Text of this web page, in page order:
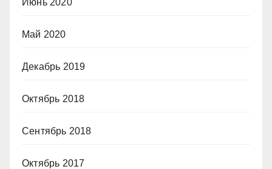
Май 2020
Декабрь 2019
Октябрь 2018
Сентябрь 2018
Октябрь 2017